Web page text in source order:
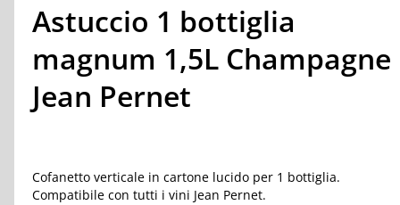
Astuccio 1 bottiglia
magnum 1,5L Champagne
Jean Pernet
Cofanetto verticale in cartone lucido per 1 bottiglia.
Compatibile con tutti i vini Jean Pernet.